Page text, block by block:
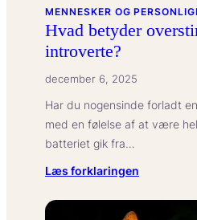
MENNESKER OG
Hvad betyder
introverte?
december 6, 2025
Har du nogensinde forladt
med en følelse af at være
batteriet gik fra…
Læs forklaringen